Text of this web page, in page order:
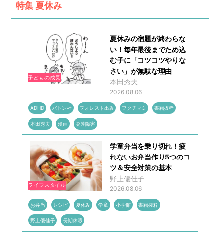
特集 夏休み
子どもの成長
夏休みの宿題が終わらな
い！毎年最後までため込
む子に「コツコツやりな
さい」が無駄な理由
本田秀夫
2026.08.06
ADHD バトン社 フォレスト出版 フクチマミ 書籍抜粋
本田秀夫 漫画 発達障害
ライフスタイル
学童弁当を乗り切れ！疲
れないお弁当作り5つのコ
ツ＆安全対策の基本
野上優佳子
2026.08.06
お弁当 レシピ 夏休み 学童 小学館 書籍抜粋
野上優佳子 長期休暇